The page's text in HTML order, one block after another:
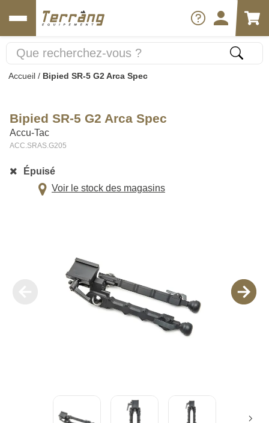
Accueil / Bipied SR-5 G2 Arca Spec
Bipied SR-5 G2 Arca Spec
Accu-Tac
ACC.SRAS.G205
Épuisé
Voir le stock des magasins